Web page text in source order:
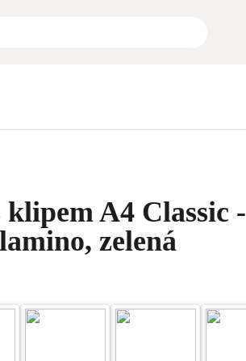
klipem A4 Classic -
zelená